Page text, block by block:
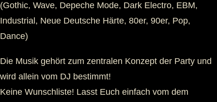
(Gothic, Wave, Depeche Mode, Dark Electro, EBM,
Industrial, Neue Deutsche Härte, 80er, 90er, Pop,
Dance)
Die Musik gehört zum zentralen Konzept der Party und
wird allein vom DJ bestimmt!
Keine Wunschliste! Lasst Euch einfach vom dem